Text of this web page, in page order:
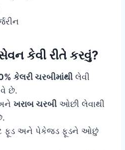
કેવી રીતે કરવું?
કેલરી ચરબીમાંથી લેવી
છે.
ખરાબ ચરબી ઓછી લેવાથી
ફૂડ અને પેકેજ્ડ ફૂડને ઓછું